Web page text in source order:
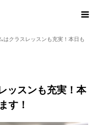
はクラスレッスンも充実！本日も
ッスンも充実！本
す！